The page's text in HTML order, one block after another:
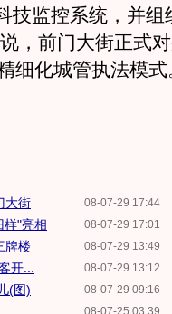
技监控系统，并组
，前门大街正式
细化城管执法模式
08-07-29 17:44
大街
08-07-29 17:01
样"亮相
08-07-29 13:49
牌楼
08-07-29 13:12
开...
08-07-29 09:16
(图)
08-07-25 03:39